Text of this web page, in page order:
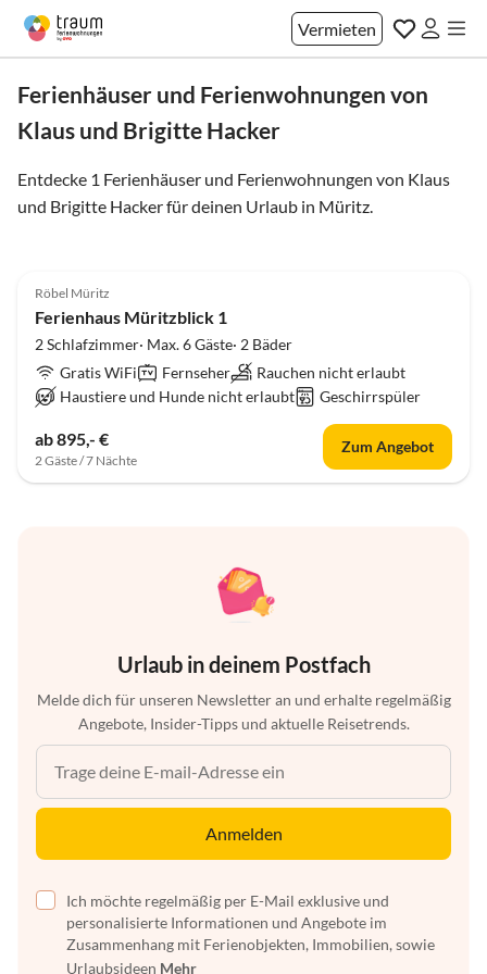
Vermieten
Ferienhäuser und Ferienwohnungen von
Klaus und Brigitte Hacker
Entdecke 1 Ferienhäuser und Ferienwohnungen von Klaus
und Brigitte Hacker für deinen Urlaub in Müritz.
Virtuelle
Röbel Müritz
Ferienhaus Müritzblick 1
2 Schlafzimmer· Max. 6 Gäste· 2 Bäder
Gratis WiFi
Fernseher
Rauchen nicht erlaubt
Haustiere und Hunde nicht erlaubt
Geschirrspüler
ab 895,- €
2 Gäste / 7 Nächte
Zum Angebot
Urlaub in deinem Postfach
Melde dich für unseren Newsletter an und erhalte regelmäßig
Angebote, Insider-Tipps und aktuelle Reisetrends.
Anmelden
Ich möchte regelmäßig per E-Mail exklusive und
personalisierte Informationen und Angebote im
Zusammenhang mit Ferienobjekten, Immobilien, sowie
Urlaubsideen Mehr